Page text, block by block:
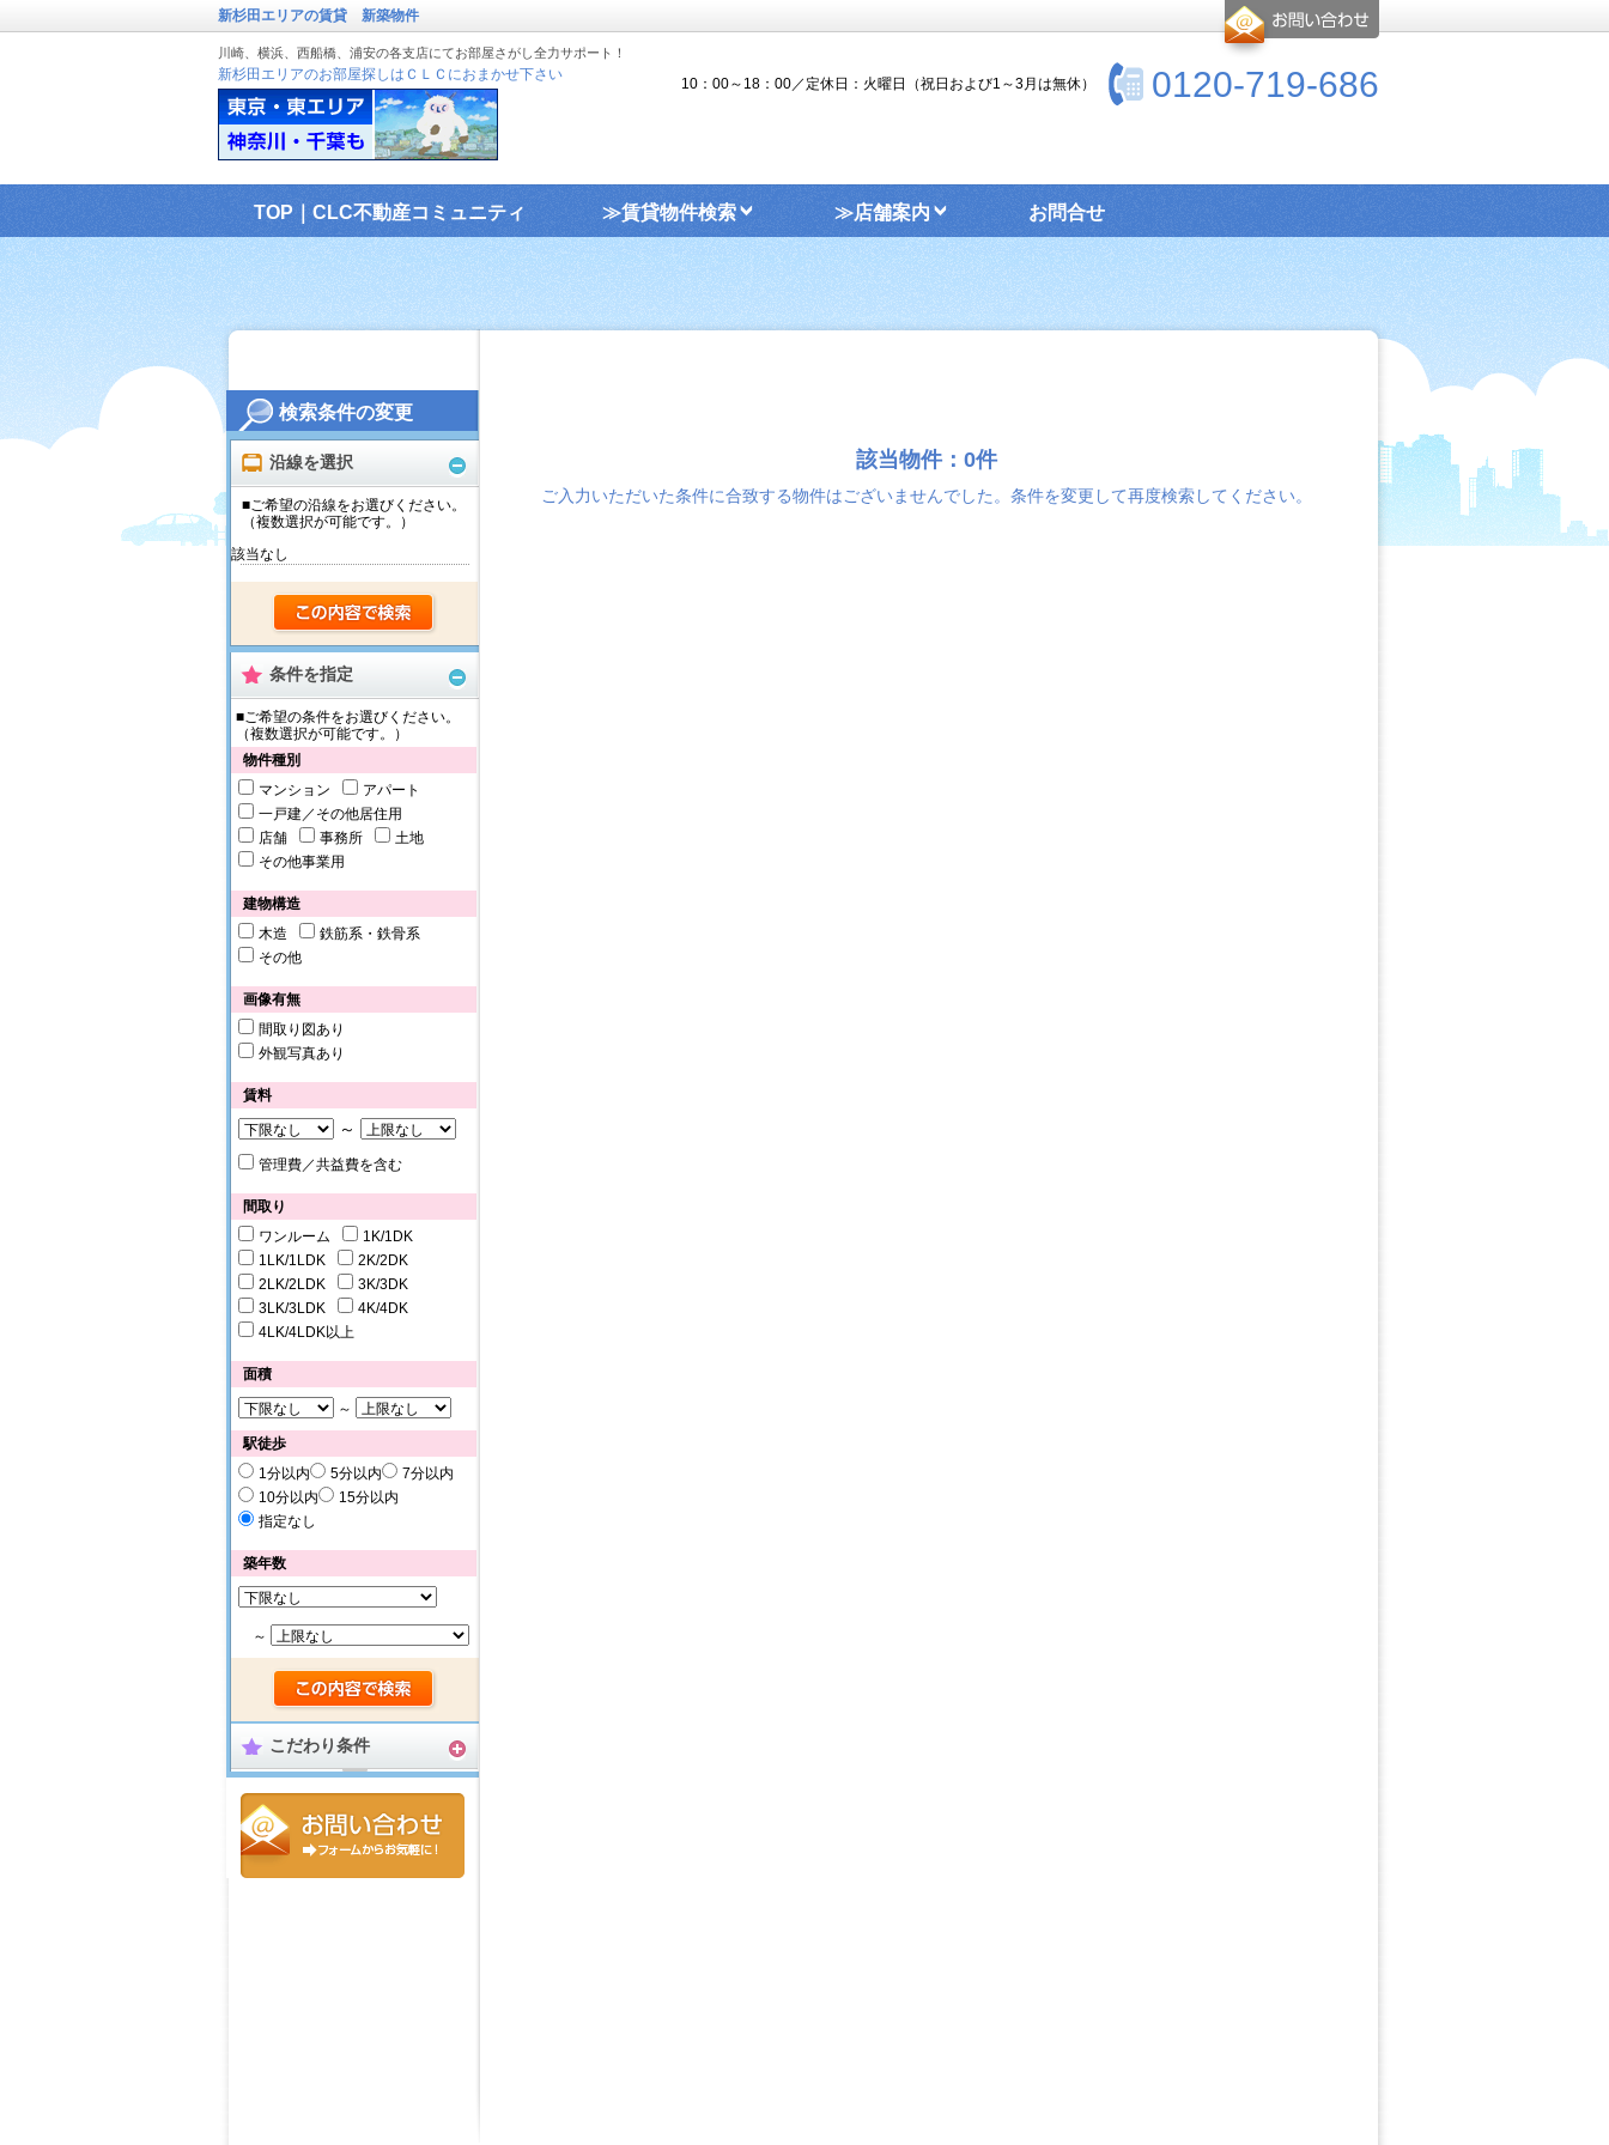
検索条件の変更
沿線を選択
■ご希望の沿線をお選びください。
（複数選択が可能です。）
該当なし
条件を指定
■ご希望の条件をお選びください。
（複数選択が可能です。）
物件種別
マンション
アパート
一戸建／その他居住用
店舗
事務所
土地
その他事業用
建物構造
木造
鉄筋系・鉄骨系
その他
画像有無
間取り図あり
外観写真あり
賃料
～
管理費／共益費を含む
間取り
ワンルーム
1K/1DK
1LK/1LDK
2K/2DK
2LK/2LDK
3K/3DK
3LK/3LDK
4K/4DK
4LK/4LDK以上
面積
～
駅徒歩
1分以内
5分以内
7分以内
10分以内
15分以内
指定なし
築年数
～
こだわり条件
新杉田エリアの賃貸 新築物件
川崎、横浜、西船橋、浦安の各支店にてお部屋さがし全力サポート！
新杉田エリアのお部屋探しはＣＬＣにおまかせ下さい 0120-719-686
10：00～18：00／定休日：火曜日（祝日および1～3月は無休）
TOP｜CLC不動産コミュニティ ≫賃貸物件検索 ≫店舗案内 お問合せ
該当物件：0件
ご入力いただいた条件に合致する物件はございませんでした。条件を変更して再度検索してください。